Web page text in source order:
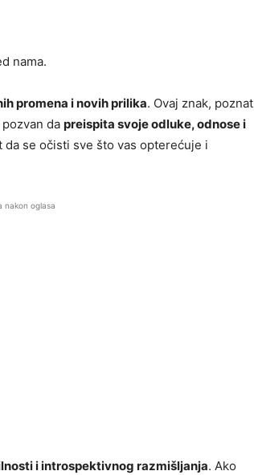
nama.
promena i novih prilika. Ovaj znak, poznat
da preispita svoje odluke, odnose i
se očisti sve što vas opterećuje i
nakon oglasa
i introspektivnog razmišljanja. Ako